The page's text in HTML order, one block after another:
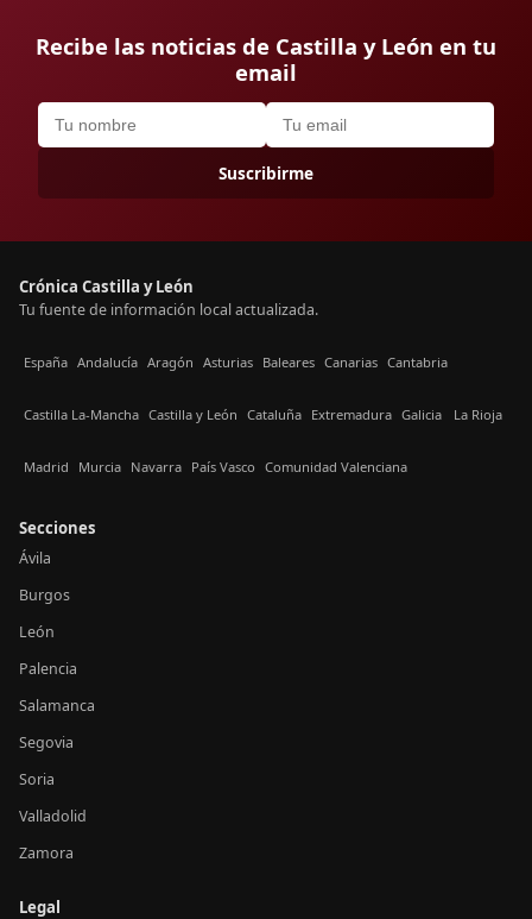
Recibe las noticias de Castilla y León en tu
email
Suscribirme
Crónica Castilla y León
Tu fuente de información local actualizada.
España Andalucía Aragón Asturias Baleares Canarias Cantabria
Castilla La-Mancha Castilla y León Cataluña Extremadura Galicia La Rioja
Madrid Murcia Navarra País Vasco Comunidad Valenciana
Secciones
Ávila
Burgos
León
Palencia
Salamanca
Segovia
Soria
Valladolid
Zamora
Legal